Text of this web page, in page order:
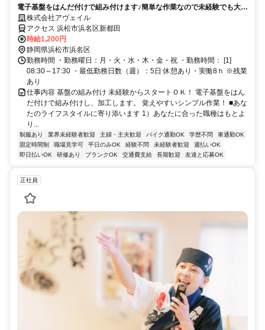
電子基盤をはんだ付けで組み付けます♪簡単な作業なので未経験でも大丈
夫！【20代～50代の男女活躍中】
株式会社アヴェイル
アクセス 浜松市浜名区新都田
時給1,200円
静岡県浜松市浜名区
勤務時間 ・勤務曜日：月・火・水・木・金・祝 ・勤務時間： [1]
08:30～17:30 ・最低勤務日数（週）：5日 休憩あり・実働8ｈ ※残業
あり
仕事内容 基盤の組み付け 未経験からスタートＯＫ！ 電子基盤をはん
だ付けで組み付けし、加工します。 覚えやすいシンプル作業！ ■あな
たのライフスタイルに寄り添います 1）あなたに合った職種はもとよ
り...
制服あり 業界未経験者歓迎 主婦・主夫歓迎 バイク通勤OK 学歴不問
車通勤OK
固定時間制
職場見学可 平日のみOK 経験不問 未経験者歓迎
週払いOK
即日払いOK
研修あり ブランクOK 交通費支給 長期歓迎 友達と応募OK
正社員